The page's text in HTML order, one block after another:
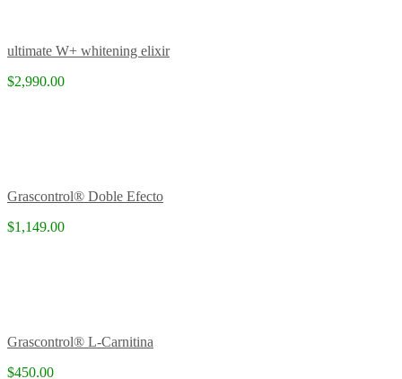
ultimate W+ whitening elixir
$2,990.00
Grascontrol® Doble Efecto
$1,149.00
Grascontrol® L-Carnitina
$450.00